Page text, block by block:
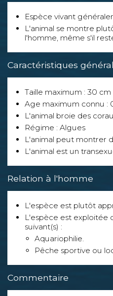
Espèce vivant
L'animal se montre
l'homme, même s'il
Caractéristiques
Taille maximum : 30 cm
Age maximum connu :
L'animal broie des
Régime : Algues
L'animal peut montrer
L'animal est un
Relation à l'homme
L'espèce est plutôt
L'espèce est exploitée
suivant(s) :
Aquariophilie.
Pêche sportive ou
Commentaire